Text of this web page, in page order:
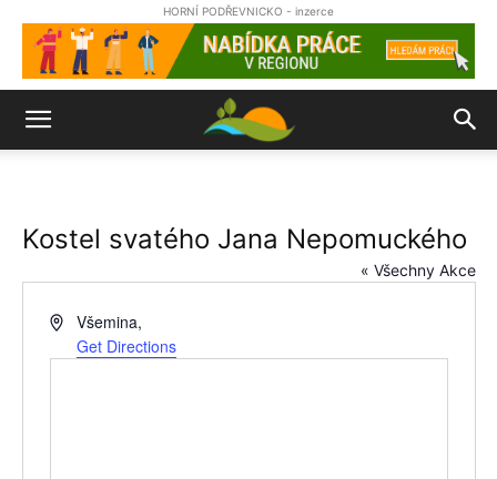
HORNÍ PODŘEVNICKO - inzerce
Kostel svatého Jana Nepomuckého
« Všechny Akce
AddressVšemina,
Get Directions